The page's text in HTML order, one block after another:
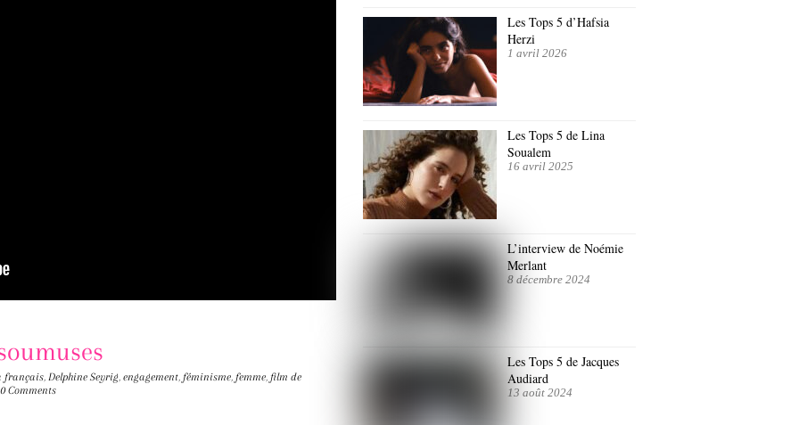
français, Delphine Seyrig, engagement, féminisme, femme, film de
0 Comments
Les Tops 5 d’Hafsia
Herzi
1 avril 2026
Les Tops 5 de Lina
Soualem
16 avril 2025
L’interview de Noémie
Merlant
8 décembre 2024
Les Tops 5 de Jacques
Audiard
13 août 2024